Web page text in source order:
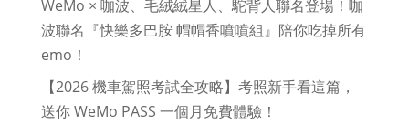
WeMo × 咖波、毛絨絨星人、駝背人聯名登場！咖
波聯名『快樂多巴胺 帽帽香噴噴組』陪你吃掉所有
emo！
【2026 機車駕照考試全攻略】考照新手看這篇，
送你 WeMo PASS 一個月免費體驗！